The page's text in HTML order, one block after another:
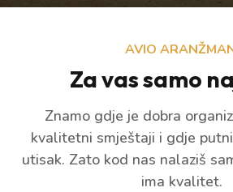
AVIO
Za vas samo
Znamo gdje je dobra
kvalitetni smještaji i gdje
utisak. Zato kod nas nalaziš
ima kvalitet.